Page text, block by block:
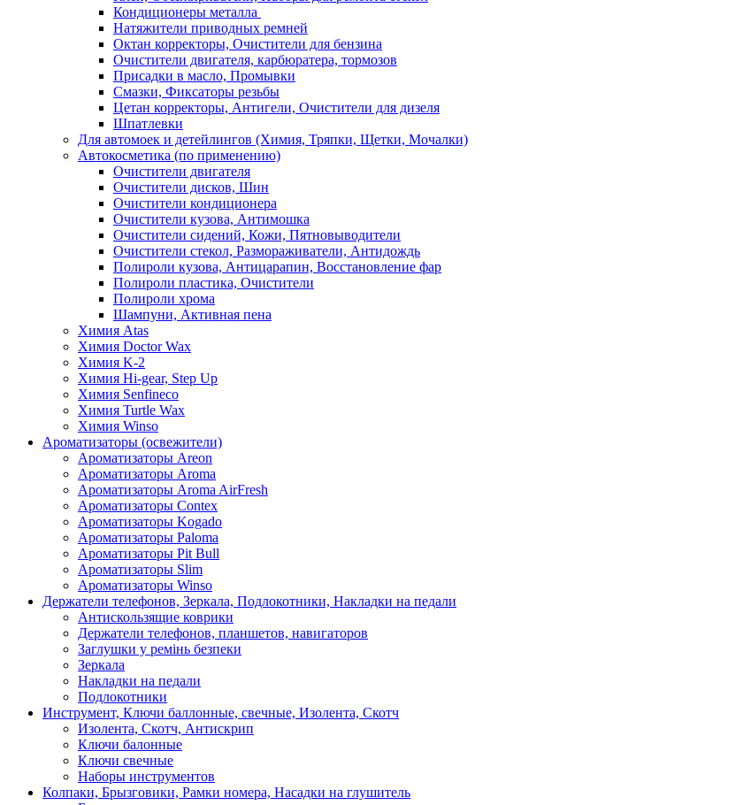
Кондиционеры металла
Натяжители приводных ремней
Октан корректоры, Очистители для бензина
Очистители двигателя, карбюратера, тормозов
Присадки в масло, Промывки
Смазки, Фиксаторы резьбы
Цетан корректоры, Антигели, Очистители для дизеля
Шпатлевки
Для автомоек и детейлингов (Химия, Тряпки, Щетки, Мочалки)
Автокосметика (по применению)
Очистители двигателя
Очистители дисков, Шин
Очистители кондиционера
Очистители кузова, Антимошка
Очистители сидений, Кожи, Пятновыводители
Очистители стекол, Размораживатели, Антидождь
Полироли кузова, Антицарапин, Восстановление фар
Полироли пластика, Очистители
Полироли хрома
Шампуни, Активная пена
Химия Atas
Химия Doctor Wax
Химия K-2
Химия Hi-gear, Step Up
Химия Senfineco
Химия Turtle Wax
Химия Winso
Ароматизаторы (освежители)
Ароматизаторы Areon
Ароматизаторы Aroma
Ароматизаторы Aroma AirFresh
Ароматизаторы Contex
Ароматизаторы Kogado
Ароматизаторы Paloma
Ароматизаторы Pit Bull
Ароматизаторы Slim
Ароматизаторы Winso
Держатели телефонов, Зеркала, Подлокотники, Накладки на педали
Антискользящие коврики
Держатели телефонов, планшетов, навигаторов
Заглушки у ремінь безпеки
Зеркала
Накладки на педали
Подлокотники
Инструмент, Ключи баллонные, свечные, Изолента, Скотч
Изолента, Скотч, Антискрип
Ключи балонные
Ключи свечные
Наборы инструментов
Колпаки, Брызговики, Рамки номера, Насадки на глушитель